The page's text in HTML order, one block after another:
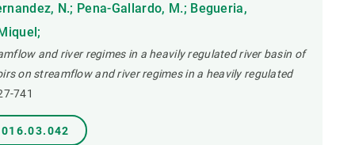
N.; Pena-Gallardo, M.; Begueria,
and river regimes in a heavily regulated river basin of
on streamflow and river regimes in a heavily regulated
741